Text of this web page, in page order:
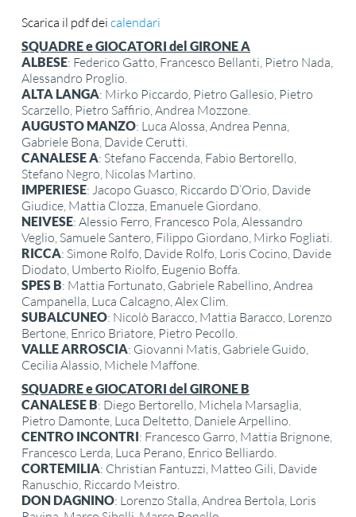
Scarica il pdf dei calendari
SQUADRE e GIOCATORI del GIRONE A
ALBESE: Federico Gatto, Francesco Bellanti, Pietro Nada,
Alessandro Proglio.
ALTA LANGA: Mirko Piccardo, Pietro Gallesio, Pietro
Scarzello, Pietro Saffirio, Andrea Mozzone.
AUGUSTO MANZO: Luca Alossa, Andrea Penna,
Gabriele Bona, Davide Cerutti.
CANALESE A: Stefano Faccenda, Fabio Bertorello,
Stefano Negro, Nicolas Martino.
IMPERIESE: Jacopo Guasco, Riccardo D’Orio, Davide
Giudice, Mattia Clozza, Emanuele Giordano.
NEIVESE: Alessio Ferro, Francesco Pola, Alessandro
Veglio, Samuele Santero, Filippo Giordano, Mirko Fogliati.
RICCA: Simone Rolfo, Davide Rolfo, Loris Cocino, Davide
Diodato, Umberto Riolfo, Eugenio Boffa.
SPES B: Mattia Fortunato, Gabriele Rabellino, Andrea
Campanella, Luca Calcagno, Alex Clim.
SUBALCUNEO: Nicolò Baracco, Mattia Baracco, Lorenzo
Bertone, Enrico Briatore, Pietro Pecollo.
VALLE ARROSCIA: Giovanni Matis, Gabriele Guido,
Cecilia Alassio, Michele Maffone.
SQUADRE e GIOCATORI del GIRONE B
CANALESE B: Diego Bertorello, Michela Marsaglia,
Pietro Damonte, Luca Deltetto, Daniele Arpellino.
CENTRO INCONTRI: Francesco Garro, Mattia Brignone,
Francesco Lerda, Luca Perano, Enrico Belliardo.
CORTEMILIA: Christian Fantuzzi, Matteo Gili, Davide
Ranuschio, Riccardo Meistro.
DON DAGNINO: Lorenzo Stalla, Andrea Bertola, Loris